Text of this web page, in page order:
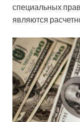
специальных
являются